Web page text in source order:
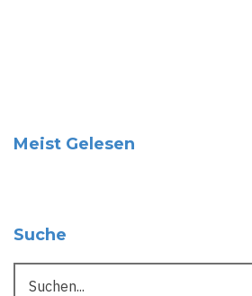
Meist Gelesen
Suche